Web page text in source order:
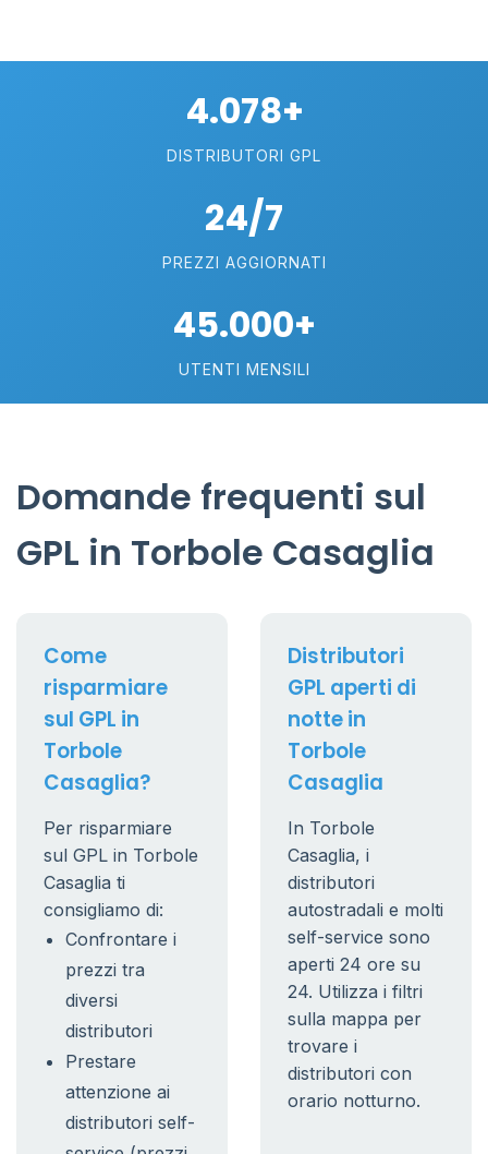
4.078+
DISTRIBUTORI GPL
24/7
PREZZI AGGIORNATI
45.000+
UTENTI MENSILI
Domande frequenti sul
GPL in Torbole Casaglia
Come
risparmiare
sul GPL in
Torbole
Casaglia?
Per risparmiare
sul GPL in Torbole
Casaglia ti
consigliamo di:
Confrontare i
prezzi tra
diversi
distributori
Prestare
attenzione ai
distributori self-
Distributori
GPL aperti di
notte in
Torbole
Casaglia
In Torbole
Casaglia, i
distributori
autostradali e molti
self-service sono
aperti 24 ore su
24. Utilizza i filtri
sulla mappa per
trovare i
distributori con
orario notturno.